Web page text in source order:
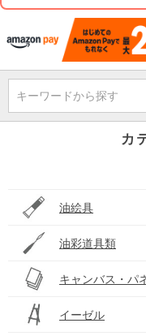
キーワードから探す
カ
油絵具
油彩道具類
キャンバス・パ
イーゼル